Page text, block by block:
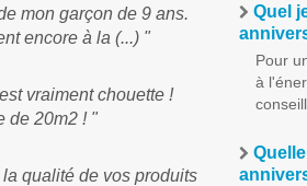
mon garçon de 9 ans.
encore à la (...) "
vraiment chouette !
de 20m2 ! "
qualité de vos produits
Quel
Pour
à